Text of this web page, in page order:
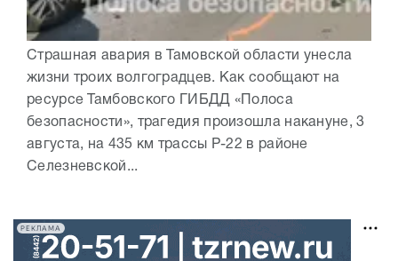
Страшная авария в Тамовской области унесла
жизни троих волгоградцев. Как сообщают на
ресурсе Тамбовского ГИБДД «Полоса
безопасности», трагедия произошла накануне, 3
августа, на 435 км трассы Р-22 в районе
Селезневской...
РЕКЛАМА